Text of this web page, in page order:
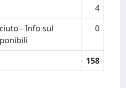
4
- Info sul
0
158